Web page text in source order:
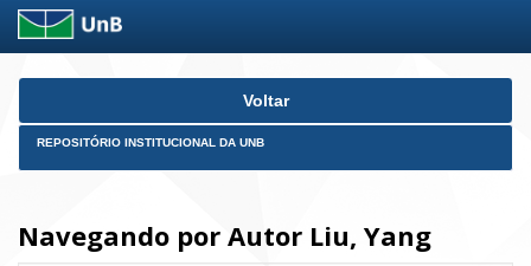
Skip
Voltar
REPOSITÓRIO INSTITUCIONAL DA UNB
Navegando por Autor Liu, Yang